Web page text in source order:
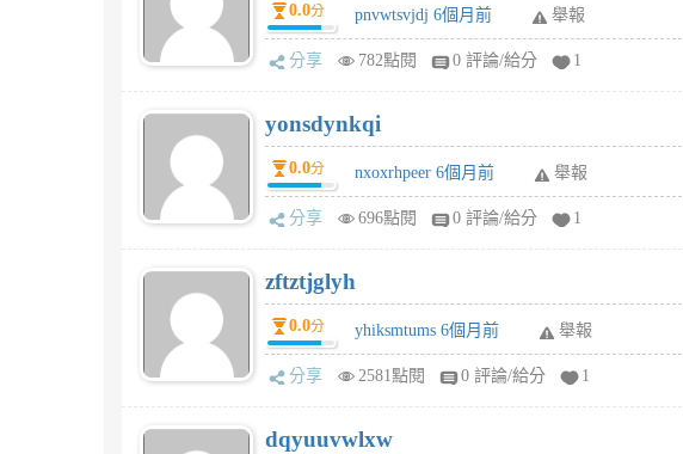
0.0分 pnvwtsvjdj 6個月前 舉報
分享 782點閱 0 評論/給分 1
yonsdynkqi
0.0分 nxoxrhpeer 6個月前 舉報
分享 696點閱 0 評論/給分 1
zftztjglyh
0.0分 yhiksmtums 6個月前 舉報
分享 2581點閱 0 評論/給分 1
dqyuuvwlxw